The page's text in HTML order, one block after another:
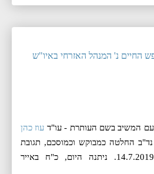
עוז כהן
החלטה כמבוקש וכמוסכם, תגובת
המשיב תוגש עד ליום 14.7.2019. ניתנה היום, ‏כ"ח באייר